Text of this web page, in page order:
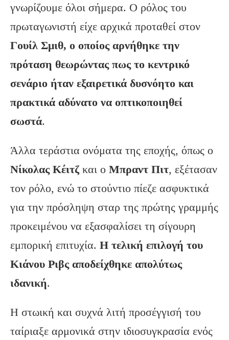
γνωρίζουμε όλοι σήμερα. Ο ρόλος του
πρωταγωνιστή είχε αρχικά προταθεί στον
Γουίλ Σμιθ, ο οποίος αρνήθηκε την
πρόταση θεωρώντας πως το κεντρικό
σενάριο ήταν εξαιρετικά δυσνόητο και
πρακτικά αδύνατο να οπτικοποιηθεί
σωστά.
Άλλα τεράστια ονόματα της εποχής, όπως ο
Νίκολας Κέιτζ και ο Μπραντ Πιτ, εξέτασαν
τον ρόλο, ενώ το στούντιο πίεζε ασφυκτικά
για την πρόσληψη σταρ της πρώτης γραμμής
προκειμένου να εξασφαλίσει τη σίγουρη
εμπορική επιτυχία. Η τελική επιλογή του
Κιάνου Ριβς αποδείχθηκε απολύτως
ιδανική.
Η στωική και συχνά λιτή προσέγγισή του
ταίριαξε αρμονικά στην ιδιοσυγκρασία ενός